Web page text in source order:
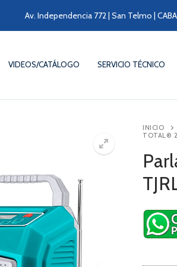
Av. Independencia 772 | San Telmo |
VIDEOS/CATÁLOGO SERVICIO TÉCNICO
INICIO
TOTAL®